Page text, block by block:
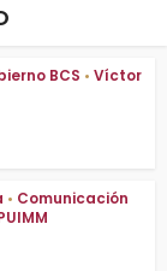
BCS • Víctor
• Comunicación